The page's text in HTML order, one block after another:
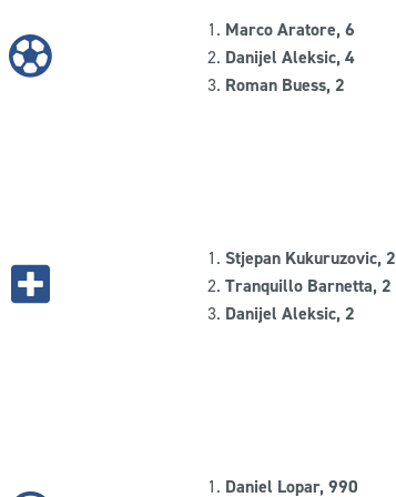
Marco Aratore, 6
Danijel Aleksic, 4
Roman Buess, 2
Stjepan Kukuruzovic, 2
Tranquillo Barnetta, 2
Danijel Aleksic, 2
Daniel Lopar, 990